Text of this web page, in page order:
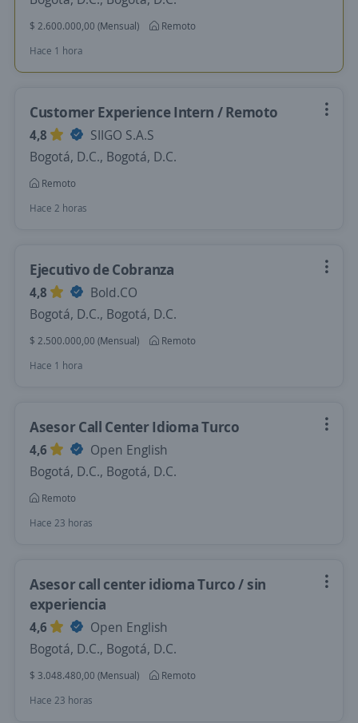
$ 2.600.000,00 (Mensual)
Remoto
Hace 1 hora
Customer Experience Intern / Remoto
4,8
SIIGO S.A.S
Bogotá, D.C., Bogotá, D.C.
Remoto
Hace 2 horas
Ejecutivo de Cobranza
4,8
Bold.CO
Bogotá, D.C., Bogotá, D.C.
$ 2.500.000,00 (Mensual)
Remoto
Hace 1 hora
Asesor Call Center Idioma Turco
4,6
Open English
Bogotá, D.C., Bogotá, D.C.
Remoto
Hace 23 horas
Asesor call center idioma Turco / sin
experiencia
4,6
Open English
Bogotá, D.C., Bogotá, D.C.
$ 3.048.480,00 (Mensual)
Remoto
Hace 23 horas